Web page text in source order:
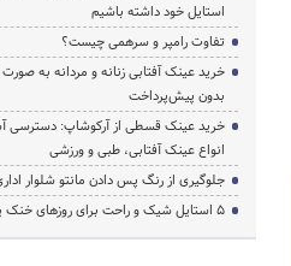
استایل خود داشته باشیم
تفاوت رامپر و سرهمی چیست؟
خرید عینک آفتابی زنانه و مردانه به
بدون پیش‌پرداخت
خرید عینک قسطی از آرکوشاپ: دسترسی
انواع عینک آفتابی، طبی و ورزشی
جلوگیری از رنگ پس دادن مانتو شلوار
۵ استایل شیک و راحت برای روزهای خنک پاییزی